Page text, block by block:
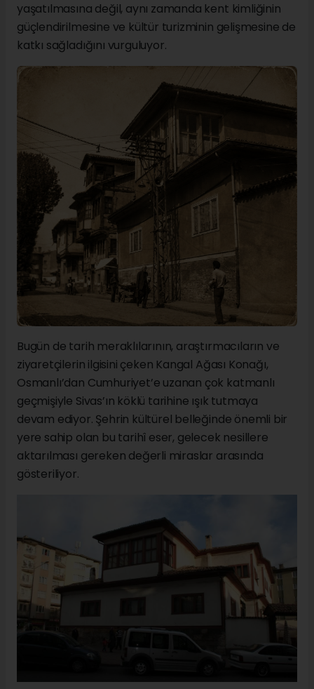
yaşatılmasına değil, aynı zamanda kent kimliğinin
güçlendirilmesine ve kültür turizminin gelişmesine de
katkı sağladığını vurguluyor.
Bugün de tarih meraklılarının, araştırmacıların ve
ziyaretçilerin ilgisini çeken Kangal Ağası Konağı,
Osmanlı’dan Cumhuriyet’e uzanan çok katmanlı
geçmişiyle Sivas’ın köklü tarihine ışık tutmaya
devam ediyor. Şehrin kültürel belleğinde önemli bir
yere sahip olan bu tarihî eser, gelecek nesillere
aktarılması gereken değerli miraslar arasında
gösteriliyor.